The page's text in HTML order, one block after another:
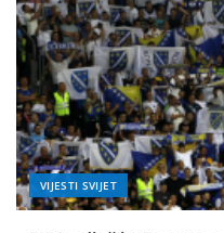
VIJESTI SVIJET